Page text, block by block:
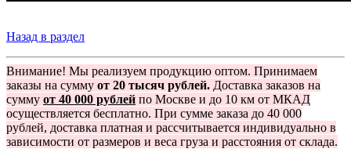
Назад в раздел
Внимание! Мы реализуем продукцию оптом. Принимаем
заказы на сумму от 20 тысяч рублей. Доставка заказов на
сумму от 40 000 рублей по Москве и до 10 км от МКАД
осуществляется бесплатно. При сумме заказа до 40 000
рублей, доставка платная и рассчитывается индивидуально в
зависимости от размеров и веса груза и расстояния от склада.